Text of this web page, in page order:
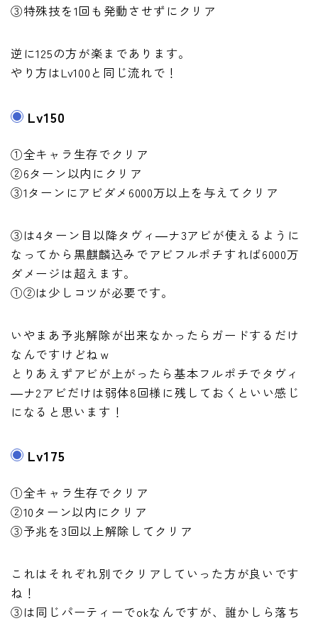
③特殊技を1回も発動させずにクリア
逆に125の方が楽まであります。
やり方はLv100と同じ流れで！
Lv150
①全キャラ生存でクリア
②6ターン以内にクリア
③1ターンにアビダメ6000万以上を与えてクリア
③は4ターン目以降タヴィ―ナ3アビが使えるように
なってから黒麒麟込みでアビフルポチすれば6000万
ダメージは超えます。
①②は少しコツが必要です。
いやまあ予兆解除が出来なかったらガードするだけ
なんですけどねｗ
とりあえずアビが上がったら基本フルポチでタヴィ
―ナ2アビだけは弱体8回様に残しておくといい感じ
になると思います！
Lv175
①全キャラ生存でクリア
②10ターン以内にクリア
③予兆を3回以上解除してクリア
これはそれぞれ別でクリアしていった方が良いです
ね！
③は同じパーティーでokなんですが、誰かしら落ち